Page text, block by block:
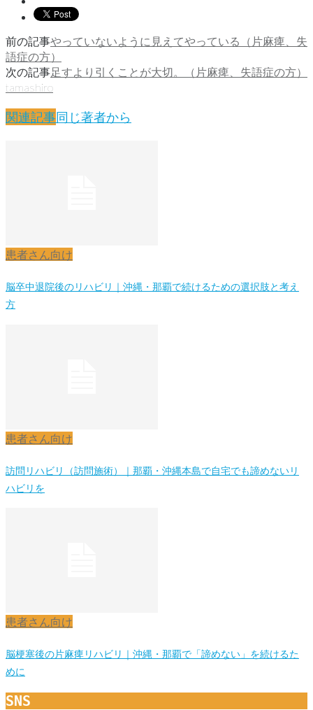
前の記事やっていないように見えてやっている（片麻痺、失
語症の方）
次の記事足すより引くことが大切。（片麻痺、失語症の方）
tamashiro
関連記事同じ著者から
患者さん向け
脳卒中退院後のリハビリ｜沖縄・那覇で続けるための選択肢と考え
方
患者さん向け
訪問リハビリ（訪問施術）｜那覇・沖縄本島で自宅でも諦めないリ
ハビリを
患者さん向け
脳梗塞後の片麻痺リハビリ｜沖縄・那覇で「諦めない」を続けるた
めに
SNS